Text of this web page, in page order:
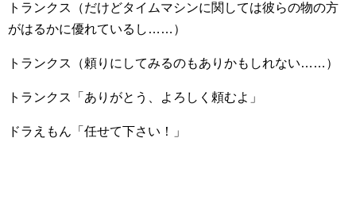
トランクス（だけどタイムマシンに関しては彼らの物の方
がはるかに優れているし……）
トランクス（頼りにしてみるのもありかもしれない……）
トランクス「ありがとう、よろしく頼むよ」
ドラえもん「任せて下さい！」